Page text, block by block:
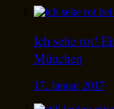
Ich sehe rot!
München
17. Januar 2017